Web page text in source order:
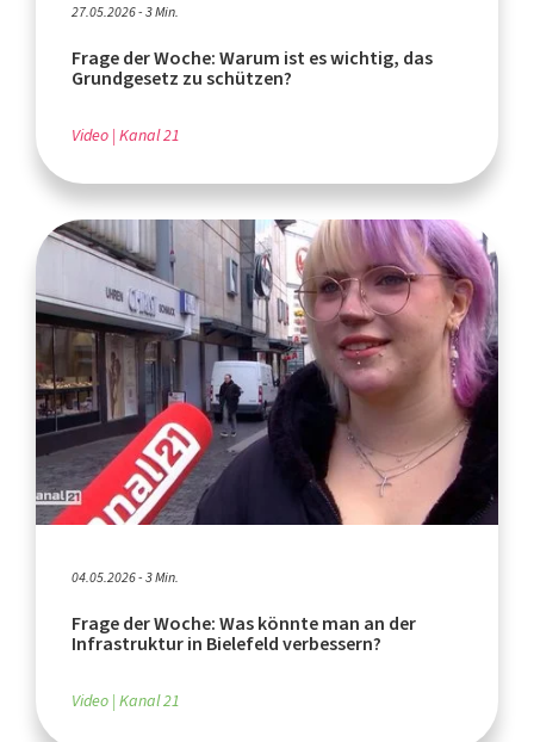
27.05.2026 - 3 Min.
Frage der Woche: Warum ist es wichtig, das
Grundgesetz zu schützen?
Video Kanal 21
04.05.2026 - 3 Min.
Frage der Woche: Was könnte man an der
Infrastruktur in Bielefeld verbessern?
Video Kanal 21